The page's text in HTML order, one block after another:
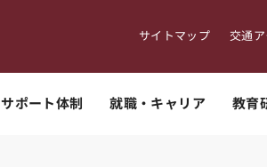
サイトマップ 交通
サポート体制 就職・キャリア 教育